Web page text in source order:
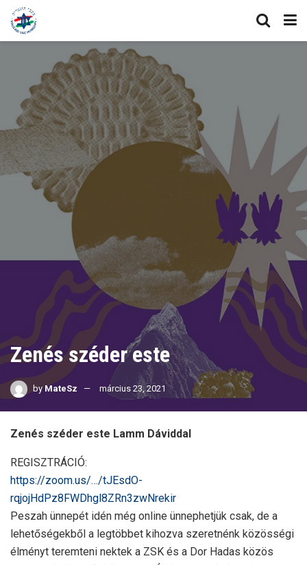
Zenés széder este
by MateSz március 23, 2021
Zenés széder este Lamm Dáviddal
REGISZTRÁCIÓ:
https://zoom.us/…/tJEsdO-
rqjojHdPz8FWDhgl8ZRn3zwNrekir
Peszah ünnepét idén még online ünnephetjük csak, de a
lehetőségekből a legtöbbet kihozva szeretnénk közösségi
élményt teremteni nektek a ZSK és a Dor Hadas közös